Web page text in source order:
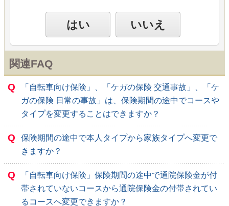
はい いいえ
関連FAQ
Q
「自転車向け保険」、「ケガの保険 交通事故」、「ケ
ガの保険 日常の事故」は、保険期間の途中でコースや
タイプを変更することはできますか？
Q
保険期間の途中で本人タイプから家族タイプへ変更で
きますか？
Q
「自転車向け保険」保険期間の途中で通院保険金が付
帯されていないコースから通院保険金の付帯されてい
るコースへ変更できますか？